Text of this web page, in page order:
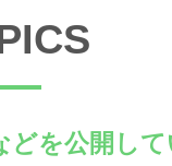
どを公開して